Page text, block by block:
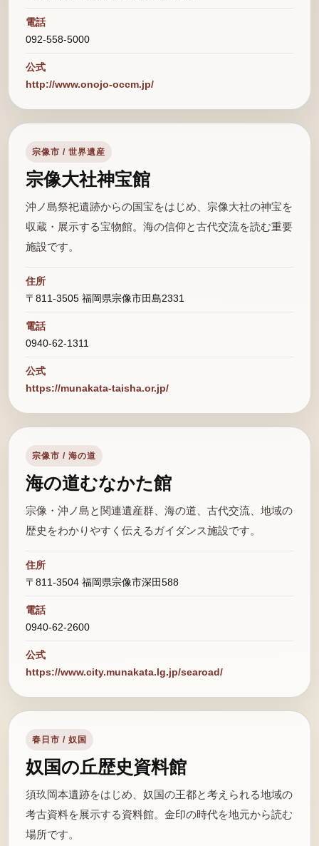
電話
092-558-5000
公式
http://www.onojo-occm.jp/
宗像市 / 世界遺産
宗像大社神宝館
沖ノ島祭祀遺跡からの国宝をはじめ、宗像大社の神宝を
収蔵・展示する宝物館。海の信仰と古代交流を読む重要
施設です。
住所
〒811-3505 福岡県宗像市田島2331
電話
0940-62-1311
公式
https://munakata-taisha.or.jp/
宗像市 / 海の道
海の道むなかた館
宗像・沖ノ島と関連遺産群、海の道、古代交流、地域の
歴史をわかりやすく伝えるガイダンス施設です。
住所
〒811-3504 福岡県宗像市深田588
電話
0940-62-2600
公式
https://www.city.munakata.lg.jp/searoad/
春日市 / 奴国
奴国の丘歴史資料館
須玖岡本遺跡をはじめ、奴国の王都と考えられる地域の
考古資料を展示する資料館。金印の時代を地元から読む
場所です。